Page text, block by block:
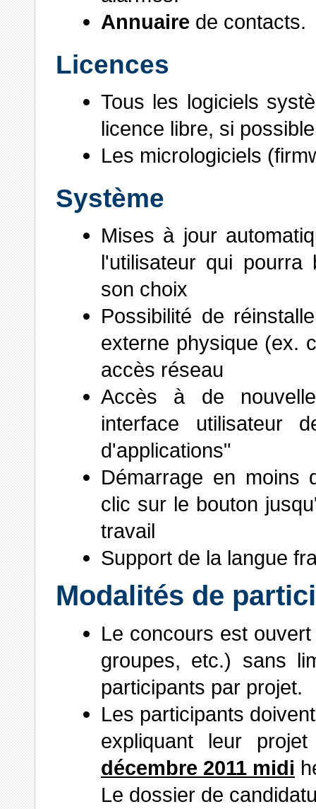
Annuaire de contacts.
Licences
Tous les logiciels
licence libre, si
Les micrologiciels
Système
Mises à jour
l'utilisateur qui
son choix
Possibilité de
externe physique (ex.
accès réseau
Accès à de
interface utilisateur
d'applications"
Démarrage en moins
clic sur le bouton
travail
Support de la langue
Modalités de
Le concours est
groupes, etc.) sans
participants par projet.
Les participants
expliquant leur
décembre 2011 midi
Le dossier de